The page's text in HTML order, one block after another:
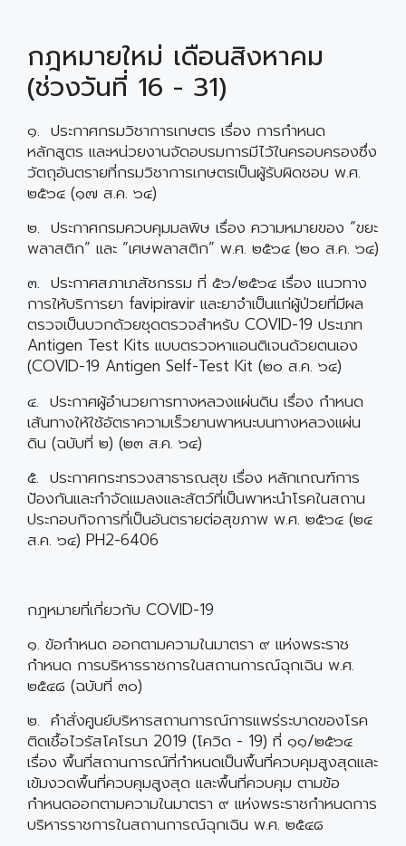
กฎหมายใหม่ เดือนสิงหาคม
(ช่วงวันที่ 16 - 31)
๑. ประกาศกรมวิชาการเกษตร เรื่อง การกำหนด
หลักสูตร และหน่วยงานจัดอบรมการมีไว้ในครอบครองซึ่ง
วัตถุอันตรายที่กรมวิชาการเกษตรเป็นผู้รับผิดชอบ พ.ศ.
๒๕๖๔ (๑๗ ส.ค. ๖๔)
๒. ประกาศกรมควบคุมมลพิษ เรื่อง ความหมายของ “ขยะ
พลาสติก” และ “เศษพลาสติก” พ.ศ. ๒๕๖๔ (๒๐ ส.ค. ๖๔)
๓. ประกาศสภาเภสัชกรรม ที่ ๕๖/๒๕๖๔ เรื่อง แนวทาง
การให้บริการยา favipiravir และยาจำเป็นแก่ผู้ป่วยที่มีผล
ตรวจเป็นบวกด้วยชุดตรวจสำหรับ COVID-19 ประเภท
Antigen Test Kits แบบตรวจหาแอนติเจนด้วยตนเอง
(COVID-19 Antigen Self-Test Kit (๒๐ ส.ค. ๖๔)
๔. ประกาศผู้อำนวยการทางหลวงแผ่นดิน เรื่อง กำหนด
เส้นทางให้ใช้อัตราความเร็วยานพาหนะบนทางหลวงแผ่น
ดิน (ฉบับที่ ๒) (๒๓ ส.ค. ๖๔)
๕. ประกาศกระทรวงสาธารณสุข เรื่อง หลักเกณฑ์การ
ป้องกันและกำจัดแมลงและสัตว์ที่เป็นพาหะนำโรคในสถาน
ประกอบกิจการที่เป็นอันตรายต่อสุขภาพ พ.ศ. ๒๕๖๔ (๒๔
ส.ค. ๖๔) PH2-6406
กฎหมายที่เกี่ยวกับ COVID-19
๑. ข้อกำหนด ออกตามความในมาตรา ๙ แห่งพระราช
กำหนด การบริหารราชการในสถานการณ์ฉุกเฉิน พ.ศ.
๒๕๔๘ (ฉบับที่ ๓๐)
๒. คำสั่งศูนย์บริหารสถานการณ์การแพร่ระบาดของโรค
ติดเชื้อไวรัสโคโรนา 2019 (โควิด - 19) ที่ ๑๑/๒๕๖๔
เรื่อง พื้นที่สถานการณ์ที่กำหนดเป็นพื้นที่ควบคุมสูงสุดและ
เข้มงวดพื้นที่ควบคุมสูงสุด และพื้นที่ควบคุม ตามข้อ
กำหนดออกตามความในมาตรา ๙ แห่งพระราชกำหนดการ
บริหารราชการในสถานการณ์ฉุกเฉิน พ.ศ. ๒๕๔๘